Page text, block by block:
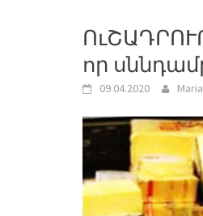
որ
09.04.2020